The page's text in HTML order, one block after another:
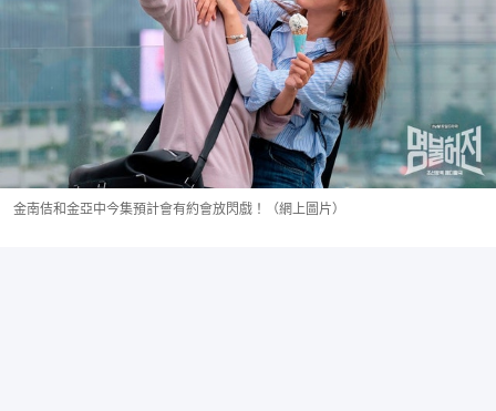
金南佶和金亞中今集預計會有約會放閃戲！（網上圖片）